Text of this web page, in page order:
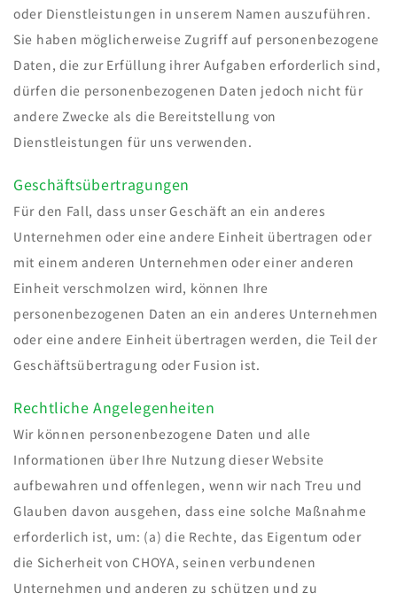
oder Dienstleistungen in unserem Namen auszuführen.
Sie haben möglicherweise Zugriff auf personenbezogene
Daten, die zur Erfüllung ihrer Aufgaben erforderlich sind,
dürfen die personenbezogenen Daten jedoch nicht für
andere Zwecke als die Bereitstellung von
Dienstleistungen für uns verwenden.
Geschäftsübertragungen
Für den Fall, dass unser Geschäft an ein anderes
Unternehmen oder eine andere Einheit übertragen oder
mit einem anderen Unternehmen oder einer anderen
Einheit verschmolzen wird, können Ihre
personenbezogenen Daten an ein anderes Unternehmen
oder eine andere Einheit übertragen werden, die Teil der
Geschäftsübertragung oder Fusion ist.
Rechtliche Angelegenheiten
Wir können personenbezogene Daten und alle
Informationen über Ihre Nutzung dieser Website
aufbewahren und offenlegen, wenn wir nach Treu und
Glauben davon ausgehen, dass eine solche Maßnahme
erforderlich ist, um: (a) die Rechte, das Eigentum oder
die Sicherheit von CHOYA, seinen verbundenen
Unternehmen und anderen zu schützen und zu